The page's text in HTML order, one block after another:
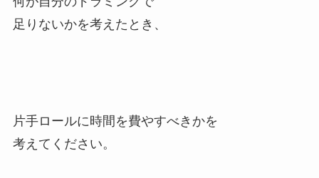
足りないかを考えたとき、
片手ロールに時間を費やすべきかを
考えてください。